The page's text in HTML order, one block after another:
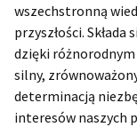
wszechstronną
przyszłości.
dzięki
silny,
determinacją
interesów naszych